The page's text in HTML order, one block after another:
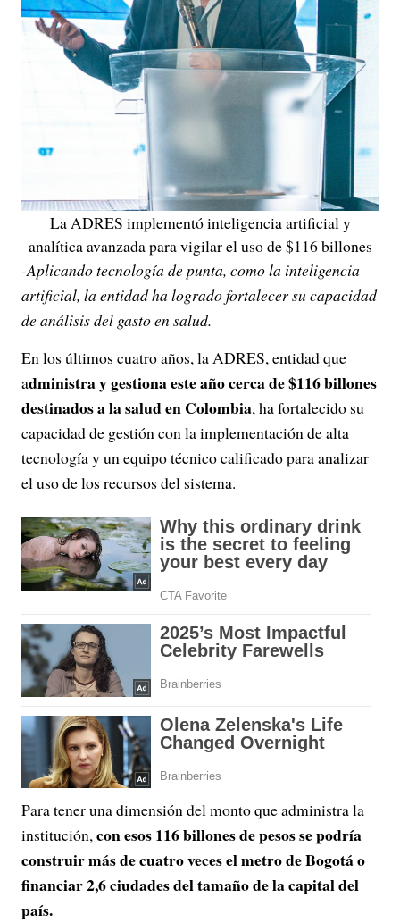
La ADRES implementó inteligencia artificial y
analítica avanzada para vigilar el uso de $116 billones
-Aplicando tecnología de punta, como la inteligencia
artificial, la entidad ha logrado fortalecer su capacidad
de análisis del gasto en salud.
En los últimos cuatro años, la ADRES, entidad que
administra y gestiona este año cerca de $116 billones
destinados a la salud en Colombia, ha fortalecido su
capacidad de gestión con la implementación de alta
tecnología y un equipo técnico calificado para analizar
el uso de los recursos del sistema.
Para tener una dimensión del monto que administra la
institución,con esos 116 billones de pesos se podría
construir más de cuatro veces el metro de Bogotá o
financiar 2,6 ciudades del tamaño de la capital del
país.